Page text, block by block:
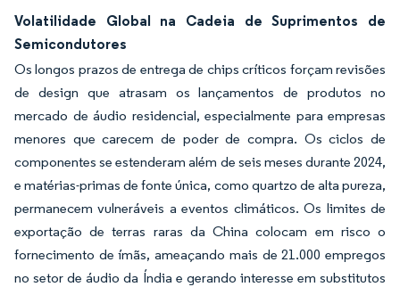
Volatilidade Global na Cadeia de Suprimentos de
Semicondutores
Os longos prazos de entrega de chips críticos forçam revisões
de design que atrasam os lançamentos de produtos no
mercado de áudio residencial, especialmente para empresas
menores que carecem de poder de compra. Os ciclos de
componentes se estenderam além de seis meses durante 2024,
e matérias-primas de fonte única, como quartzo de alta pureza,
permanecem vulneráveis a eventos climáticos. Os limites de
exportação de terras raras da China colocam em risco o
fornecimento de ímãs, ameaçando mais de 21.000 empregos
no setor de áudio da Índia e gerando interesse em substitutos